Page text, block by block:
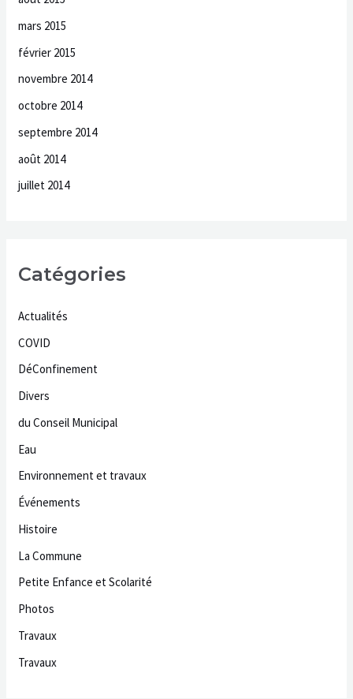
mars 2015
février 2015
novembre 2014
octobre 2014
septembre 2014
août 2014
juillet 2014
Catégories
Actualités
COVID
DéConfinement
Divers
du Conseil Municipal
Eau
Environnement et travaux
Événements
Histoire
La Commune
Petite Enfance et Scolarité
Photos
Travaux
Travaux